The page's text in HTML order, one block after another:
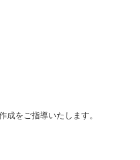
成をご指導いたします。